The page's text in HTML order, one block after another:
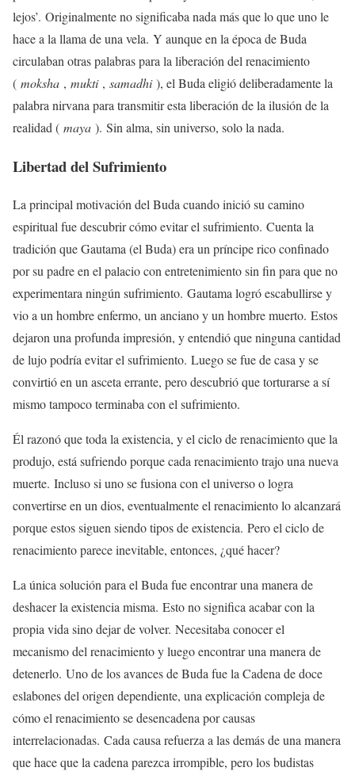
lejos’. Originalmente no significaba nada más que lo que uno le
hace a la llama de una vela. Y aunque en la época de Buda
circulaban otras palabras para la liberación del renacimiento
( moksha , mukti, samadhi), el Buda eligió deliberadamente la
palabra nirvana para transmitir esta liberación de la ilusión de la
realidad ( maya ). Sin alma, sin universo, solo la nada.
Libertad del Sufrimiento
La principal motivación del Buda cuando inició su camino
espiritual fue descubrir cómo evitar el sufrimiento. Cuenta la
tradición que Gautama (el Buda) era un príncipe rico confinado
por su padre en el palacio con entretenimiento sin fin para que no
experimentara ningún sufrimiento. Gautama logró escabullirse y
vio a un hombre enfermo, un anciano y un hombre muerto. Estos
dejaron una profunda impresión, y entendió que ninguna cantidad
de lujo podría evitar el sufrimiento. Luego se fue de casa y se
convirtió en un asceta errante, pero descubrió que torturarse a sí
mismo tampoco terminaba con el sufrimiento.
Él razonó que toda la existencia, y el ciclo de renacimiento que la
produjo, está sufriendo porque cada renacimiento trajo una nueva
muerte. Incluso si uno se fusiona con el universo o logra
convertirse en un dios, eventualmente el renacimiento lo alcanzará
porque estos siguen siendo tipos de existencia. Pero el ciclo de
renacimiento parece inevitable, entonces, ¿qué hacer?
La única solución para el Buda fue encontrar una manera de
deshacer la existencia misma. Esto no significa acabar con la
propia vida sino dejar de volver. Necesitaba conocer el
mecanismo del renacimiento y luego encontrar una manera de
detenerlo. Uno de los avances de Buda fue la Cadena de doce
eslabones del origen dependiente, una explicación compleja de
cómo el renacimiento se desencadena por causas
interrelacionadas. Cada causa refuerza a las demás de una manera
que hace que la cadena parezca irrompible, pero los budistas